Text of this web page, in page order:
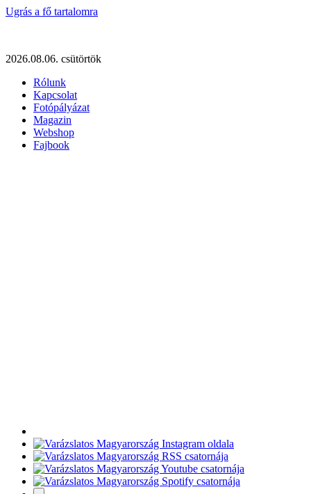
Ugrás a fő tartalomra
2026.08.06. csütörtök
Rólunk
Kapcsolat
Fotópályázat
Magazin
Webshop
Fajbook